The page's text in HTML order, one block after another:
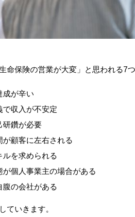
命保険の営業が大変」と思われる7
成が辛い
で収入が不安定
研鑽が必要
が顧客に左右される
ルを求められる
が個人事業主の場合がある
腹の会社がある
ていきます。